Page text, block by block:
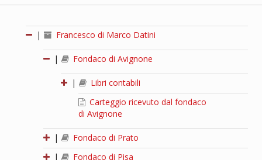
| Francesco di Marco Datini
| Fondaco di Avignone
|
Libri contabili
Carteggio ricevuto dal fondaco
di Avignone
|
Fondaco di Prato
|
Fondaco di Pisa